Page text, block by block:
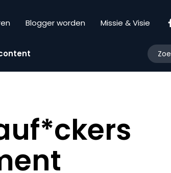
Blogger worden Missie & Visie